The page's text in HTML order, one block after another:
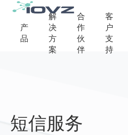
产
品
解
决
方
案
合
作
伙
伴
客
户
支
持
短信服务